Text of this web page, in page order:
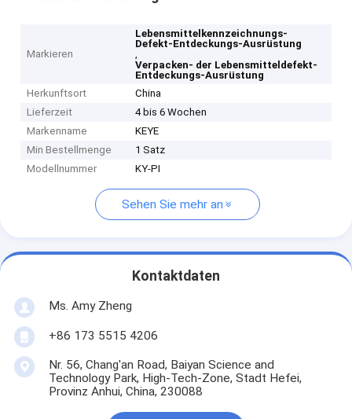
Markieren
Lebensmittelkennzeichnungs-
Defekt-Entdeckungs-Ausrüstung
,
Verpacken- der Lebensmitteldefekt-
Entdeckungs-Ausrüstung
Herkunftsort
China
Lieferzeit
4 bis 6 Wochen
Markenname
KEYE
Min Bestellmenge
1 Satz
Modellnummer
KY-PI
Sehen Sie mehr an
Kontaktdaten
Ms. Amy Zheng
+86 173 5515 4206
Nr. 56, Chang'an Road, Baiyan Science and
Technology Park, High-Tech-Zone, Stadt Hefei,
Provinz Anhui, China, 230088